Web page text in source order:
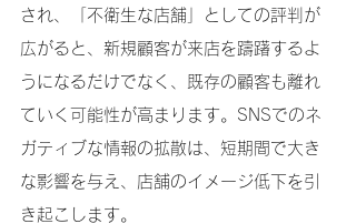
され、「不衛生な店舗」としての評判が
広がると、新規顧客が来店を躊躇するよ
うになるだけでなく、既存の顧客も離れ
ていく可能性が高まります。SNSでのネ
ガティブな情報の拡散は、短期間で大き
な影響を与え、店舗のイメージ低下を引
き起こします。